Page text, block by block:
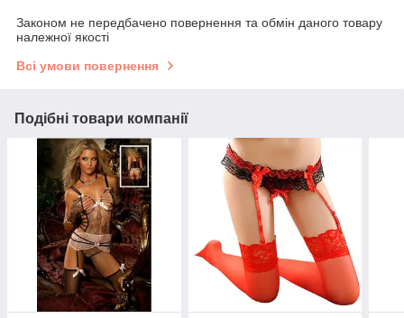
Законом не передбачено повернення та обмін даного товару
належної якості
Всі умови повернення
Подібні товари компанії